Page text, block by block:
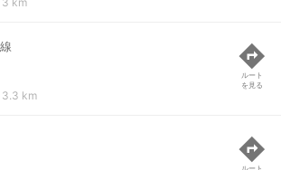
3.3 km
ルート
を見る